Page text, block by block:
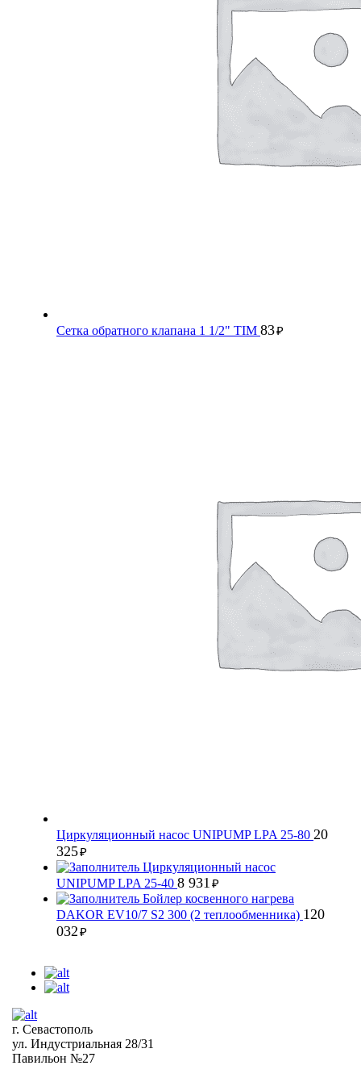
Сетка обратного клапана 1 1/2" TIM 83₽
Циркуляционный насос UNIPUMP LPA 25-80 20
325₽
Циркуляционный насос
UNIPUMP LPA 25-40 8 931 ₽
Бойлер косвенного нагрева
DAKOR EV10/7 S2 300 (2 теплообменника) 120
032₽
г. Севастополь
ул. Индустриальная 28/31
Павильон №27